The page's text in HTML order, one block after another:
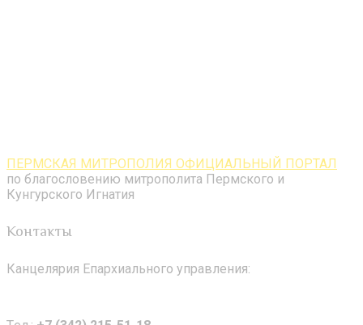
ПЕРМСКАЯ МИТРОПОЛИЯ ОФИЦИАЛЬНЫЙ ПОРТАЛ
по благословению митрополита Пермского и
Кунгурского Игнатия
Контакты
Канцелярия Епархиального управления: